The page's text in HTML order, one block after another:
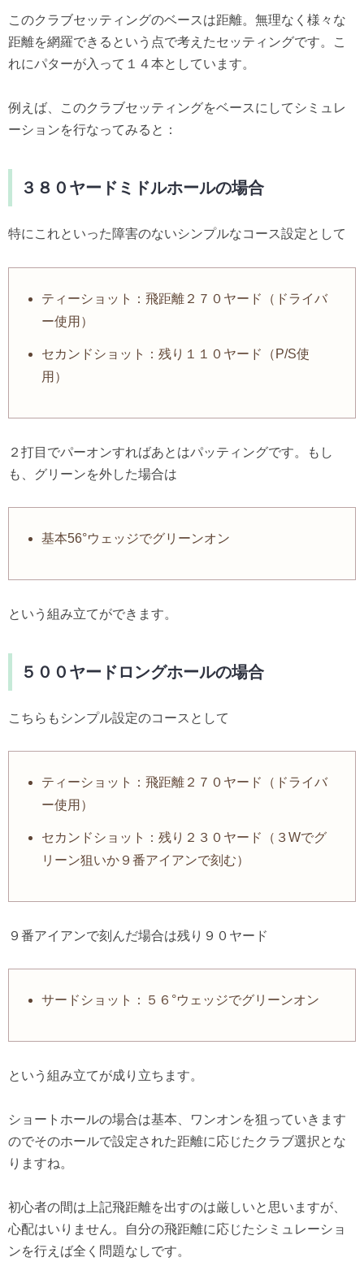
このクラブセッティングのベースは距離。無理なく様々な
距離を網羅できるという点で考えたセッティングです。こ
れにパターが入って１４本としています。
例えば、このクラブセッティングをベースにしてシミュレ
ーションを行なってみると：
３８０ヤードミドルホールの場合
特にこれといった障害のないシンプルなコース設定として
ティーショット：飛距離２７０ヤード（ドライバ
ー使用）
セカンドショット：残り１１０ヤード（P/S使
用）
２打目でパーオンすればあとはパッティングです。もし
も、グリーンを外した場合は
基本56°ウェッジでグリーンオン
という組み立てができます。
５００ヤードロングホールの場合
こちらもシンプル設定のコースとして
ティーショット：飛距離２７０ヤード（ドライバ
ー使用）
セカンドショット：残り２３０ヤード（３Wでグ
リーン狙いか９番アイアンで刻む）
９番アイアンで刻んだ場合は残り９０ヤード
サードショット：５６°ウェッジでグリーンオン
という組み立てが成り立ちます。
ショートホールの場合は基本、ワンオンを狙っていきます
のでそのホールで設定された距離に応じたクラブ選択とな
りますね。
初心者の間は上記飛距離を出すのは厳しいと思いますが、
心配はいりません。自分の飛距離に応じたシミュレーショ
ンを行えば全く問題なしです。